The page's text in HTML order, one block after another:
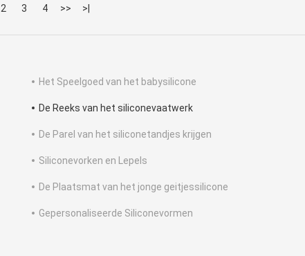
2 3 4 >> >|
Het Speelgoed van het babysilicone
De Reeks van het siliconevaatwerk
De Parel van het siliconetandjes krijgen
Siliconevorken en Lepels
De Plaatsmat van het jonge geitjessilicone
Gepersonaliseerde Siliconevormen